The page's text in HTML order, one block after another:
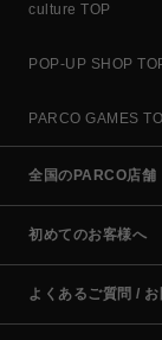
culture TOP
POP-UP SHOP
PARCO GAMES
全国のPARCO店舗
初めてのお客様へ
よくあるご質問 /